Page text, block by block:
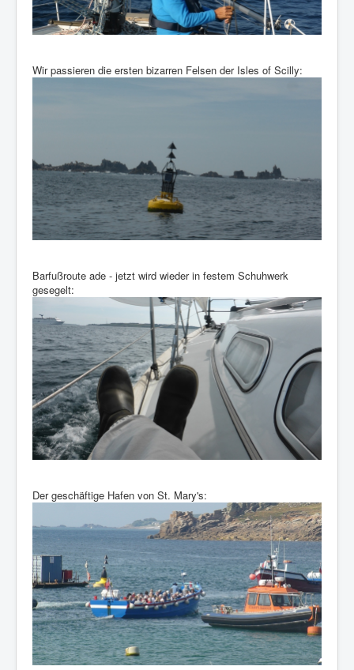
Wir passieren die ersten bizarren Felsen der Isles of Scilly:
Barfußroute ade - jetzt wird wieder in festem Schuhwerk
gesegelt:
Der geschäftige Hafen von St. Mary's: